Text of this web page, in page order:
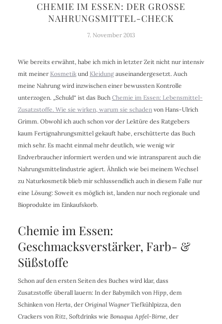
CHEMIE IM ESSEN: DER GROSSE N
AHRUNGSMITTEL-CHECK
7. November 2013
Wie bereits erwähnt, habe ich mich in letzter Zeit nicht nur intensiv
mit meiner Kosmetikund Kleidungauseinandergesetzt. Auch
meine Nahrung wird inzwischen einer bewussten Kontrolle
unterzogen. „Schuld“ ist das Buch Chemie im Essen: Lebensmittel-
Zusatzstoffe. Wie sie wirken, warum sie schadenvon Hans-Ulrich
Grimm. Obwohl ich auch schon vor der Lektüre des Ratgebers
kaum Fertignahrungsmittel gekauft habe, erschütterte das Buch
mich sehr. Es macht einmal mehr deutlich, wie wenig wir
Endverbraucher informiert werden und wie intransparent auch die
Nahrungsmittelindustrie agiert. Ähnlich wie bei meinem Wechsel
zu Naturkosmetik blieb mir schlussendlich auch in diesem Falle nur
eine Lösung: Soweit es möglich ist, landen nur noch regionale und
Bioprodukte im Einkaufskorb.
Chemie im Essen:
Geschmacksverstärker, Farb- &
Süßstoffe
Schon auf den ersten Seiten des Buches wird klar, dass
Zusatzstoffe überall lauern: In der Babymilch von Hipp, dem
Schinken von Herta, der Original WagnerTiefkühlpizza, den
Crackers von Ritz, Softdrinks wie Bonaqua Apfel-Birne, der